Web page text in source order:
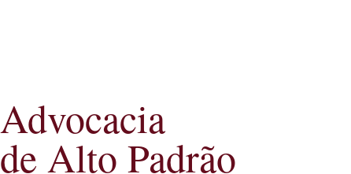
Advocacia
de Alto Padrão